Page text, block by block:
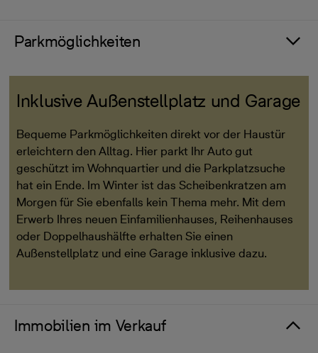
Parkmöglichkeiten
Inklusive Außenstellplatz und Garage
Bequeme Parkmöglichkeiten direkt vor der Haustür
erleichtern den Alltag. Hier parkt Ihr Auto gut
geschützt im Wohnquartier und die Parkplatzsuche
hat ein Ende. Im Winter ist das Scheibenkratzen am
Morgen für Sie ebenfalls kein Thema mehr. Mit dem
Erwerb Ihres neuen Einfamilienhauses, Reihenhauses
oder Doppelhaushälfte erhalten Sie einen
Außenstellplatz und eine Garage inklusive dazu.
Immobilien im Verkauf